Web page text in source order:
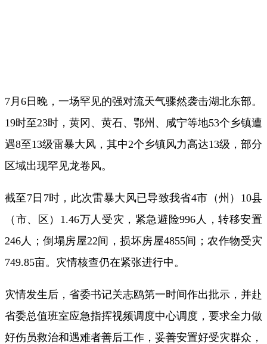
7月6日晚，一场罕见的强对流天气骤然袭击湖北东部。
19时至23时，黄冈、黄石、鄂州、咸宁等地53个乡镇遭
遇8至13级雷暴大风，其中2个乡镇风力高达13级，部分
区域出现罕见龙卷风。
截至7日7时，此次雷暴大风已导致我省4市（州）10县
（市、区）1.46万人受灾，紧急避险996人，转移安置
246人；倒塌房屋22间，损坏房屋4855间；农作物受灾
749.85亩。灾情核查仍在紧张进行中。
灾情发生后，省委书记关志鸥第一时间作出批示，并赴
省委总值班室应急指挥视频调度中心调度，要求全力做
好伤员救治和遇难者善后工作，妥善安置好受灾群众，